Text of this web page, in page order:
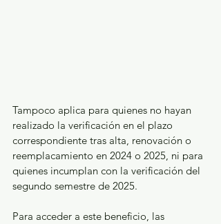
Tampoco aplica para quienes no hayan
realizado la verificación en el plazo
correspondiente tras alta, renovación o
reemplacamiento en 2024 o 2025, ni para
quienes incumplan con la verificación del
segundo semestre de 2025.
Para acceder a este beneficio, las